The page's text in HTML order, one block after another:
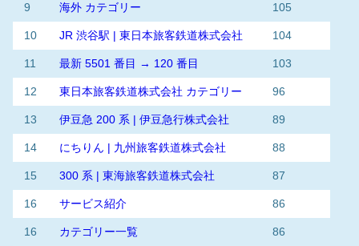
9 海外 カテゴリー 105
10 JR 渋谷駅 | 東日本旅客鉄道株式会社 104
11 最新 5501 番目 → 120 番目 103
12 東日本旅客鉄道株式会社 カテゴリー 96
13 伊豆急 200 系 | 伊豆急行株式会社 89
14 にちりん | 九州旅客鉄道株式会社 88
15 300 系 | 東海旅客鉄道株式会社 87
16 サービス紹介 86
16 カテゴリー一覧 86